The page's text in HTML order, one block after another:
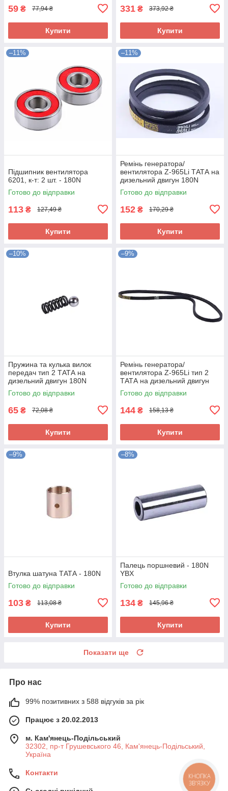
59 ₴ 77,94 ₴
Купити
331 ₴ 373,92 ₴
Купити
–11%
Підшипник вентилятора
6201, к-т: 2 шт. - 180N
Готово до відправки
113 ₴ 127,49 ₴
Купити
–11%
Ремінь генератора/
вентилятора Z-965Li ТАТА на
дизельний двигун 180N
Готово до відправки
152 ₴ 170,29 ₴
Купити
–10%
Пружина та кулька вилок
передач тип 2 ТАТА на
дизельний двигун 180N
Готово до відправки
65 ₴ 72,08 ₴
Купити
–9%
Ремінь генератора/
вентилятора Z-965Li тип 2
ТАТА на дизельний двигун
180N
Готово до відправки
144 ₴ 158,13 ₴
Купити
–9%
Втулка шатуна ТАТА - 180N
Готово до відправки
103 ₴ 113,08 ₴
Купити
–8%
Палець поршневий - 180N
YBX
Готово до відправки
134 ₴ 145,96 ₴
Купити
Показати ще
Про нас
99% позитивних з 588 відгуків за рік
Працює з 20.02.2013
м. Кам'янець-Подільський
32302, пр-т Грушевського 46, Кам'янець-Подільський,
Україна
Контакти
КНОПКА
ЗВ'ЯЗКУ